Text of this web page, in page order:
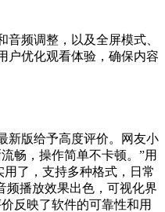
频调整，以及全屏模式、
户优化观看体验，确保内容
新版给予高度评价。网友小
畅，操作简单不卡顿。”用
了，支持多种格式，日常
频播放效果出色，可视化界
反映了软件的可靠性和用